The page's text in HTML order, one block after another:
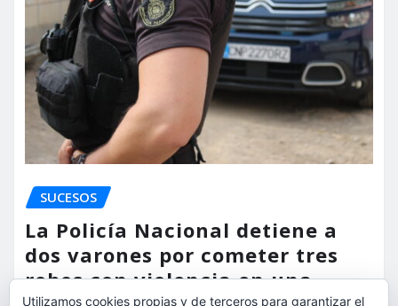
SUCESOS
La Policía Nacional detiene a
dos varones por cometer tres
robos con violencia en una
Utilizamos cookies propias y de terceros para garantizar el